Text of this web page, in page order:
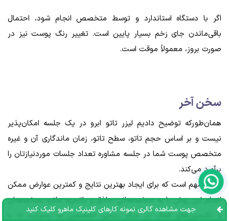
اگر با دستگاه استاندارد و توسط متخصص انجام شود، احتمال
باقی‌ماندن جای زخم بسیار پایین است. تغییر رنگ پوست نیز در
صورت بروز، معمولاً موقت است.
سخن آخر
همان‌طورکه توضیح دادیم لیزر تاتو ابرو در یک جلسه امکان‌پذیر
نیست و بر اساس حجم تاتو، سطح تاتو، زمان ماندگاری آن و غیره
متخصص پوست شما در جلسه مشاوره تعداد جلسات موردنیازتان را
برآورد می‌کند.
بسیار مهم است که برای ایجاد بهترین نتایج و کمترین عوارض ممکن
انجام این روش را به متخصصانی حاذق و باتجربه مانند متخصصان
و تکنسین‌های فعال در مرکز زیبایی تخصصی ما بسپارید تا با
جهت مشاهده گالری نمونه کارهای کلینیک ماهرو کلیک کنید